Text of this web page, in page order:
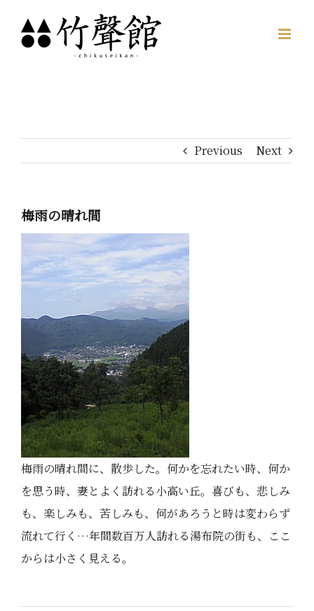
Previous Next
梅雨の晴れ間
梅雨の晴れ間に、散歩した。何かを忘れたい時、何か
を思う時、妻とよく訪れる小高い丘。喜びも、悲しみ
も、楽しみも、苦しみも、何があろうと時は変わらず
流れて行く…年間数百万人訪れる湯布院の街も、ここ
からは小さく見える。